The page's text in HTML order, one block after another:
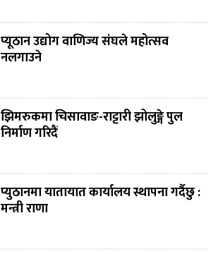
प्यूठान उद्योग वाणिज्य संघले महोत्सव
नलगाउने
झिमरुकमा चिसावाङ-राट्टारी झोलुङ्गे पुल
निर्माण गरिदैं
प्युठानमा यातायात कार्यालय स्थापना गर्दैछु :
मन्त्री राणा